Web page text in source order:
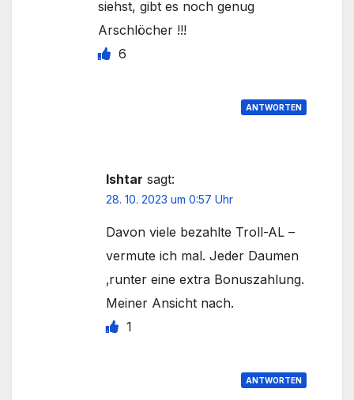
siehst, gibt es noch genug
Arschlöcher !!!
6
ANTWORTEN
Ishtar sagt:
28. 10. 2023 um 0:57 Uhr
Davon viele bezahlte Troll-AL –
vermute ich mal. Jeder Daumen
‚runter eine extra Bonuszahlung.
Meiner Ansicht nach.
1
ANTWORTEN